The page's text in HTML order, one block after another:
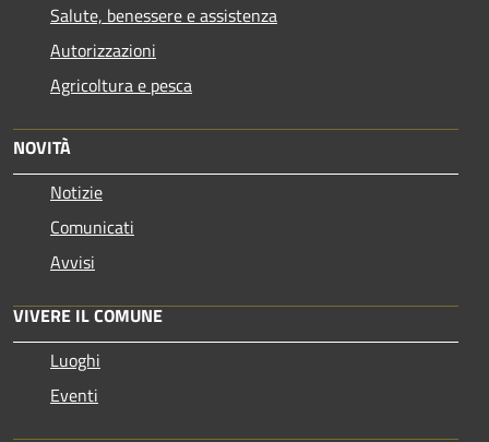
Salute, benessere e assistenza
Autorizzazioni
Agricoltura e pesca
NOVITÀ
Notizie
Comunicati
Avvisi
VIVERE IL COMUNE
Luoghi
Eventi